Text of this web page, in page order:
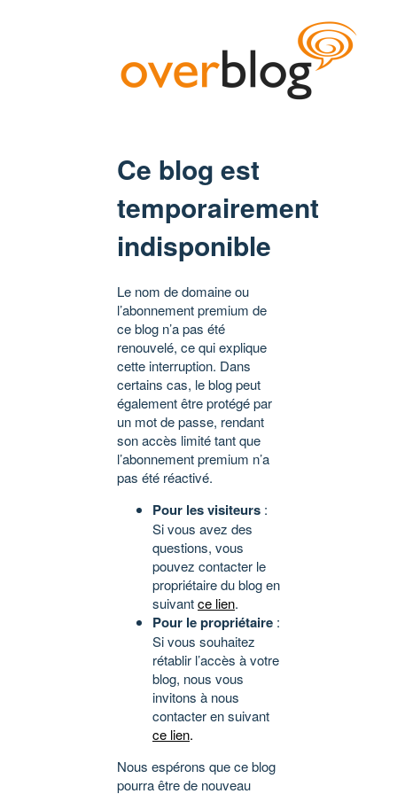
Ce blog est
temporairement
indisponible
Le nom de domaine ou
l’abonnement premium de
ce blog n’a pas été
renouvelé, ce qui explique
cette interruption. Dans
certains cas, le blog peut
également être protégé par
un mot de passe, rendant
son accès limité tant que
l’abonnement premium n’a
pas été réactivé.
Pour les visiteurs :
Si vous avez des
questions, vous
pouvez contacter le
propriétaire du blog en
suivantce lien.
Pour le propriétaire :
Si vous souhaitez
rétablir l’accès à votre
blog, nous vous
invitons à nous
contacter en suivant
ce lien.
Nous espérons que ce blog
pourra être de nouveau